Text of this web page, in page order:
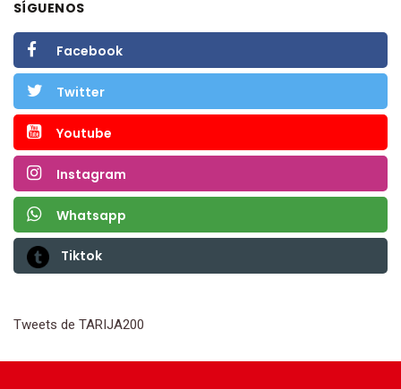
SÍGUENOS
Facebook
Twitter
Youtube
Instagram
Whatsapp
Tiktok
Tweets de TARIJA200